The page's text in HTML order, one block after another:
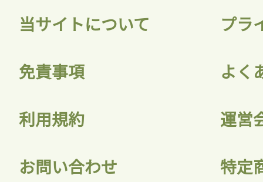
当サイトについて プラ
免責事項 よく
利用規約 運営
お問い合わせ 特定